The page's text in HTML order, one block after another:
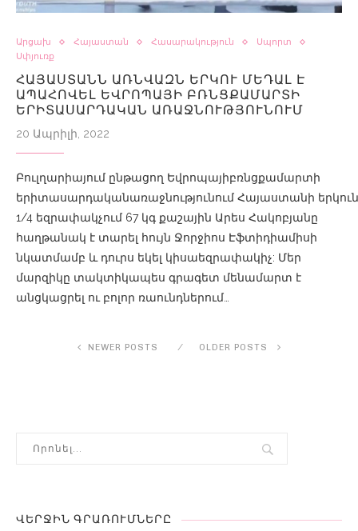
Արցախ Հայաստան Հասարակություն
Սպորտ
Սփյուռք
ՀԱՅԱՍՏԱՆՆ ԱՌՆՎԱԶՆ ԵՐԿՈՒ ՄԵԴԱԼ Է
ԱՊԱՀՈՎԵԼ ԵՎՐՈՊԱՅԻ ԲՌՆՑՔԱՄԱՐՏԻ
ԵՐԻՏԱՍԱՐԴԱԿԱՆ ԱՌԱՋՆՈՒԹՅՈՒՆՈՒՄ
20 Ապրիլի, 2022
Բուլղարիայում ընթացող Եվրոպայիբռնցքամարտի
երիտասարդականառաջնությունում Հայաստանի
1/4 եզրափակչում 67 կգ քաշային Արես Հակոբյանը
հաղթանակ է տարել հույն Ջորջիոս Էֆտիդիամիսի
նկատմամբ և դուրս եկել կիսաեզրափակիչ: Մեր
մարզիկը տակտիկապես գրագետ մենամարտ է
անցկացրել ու բոլոր ռաունդներում…
NEWER POSTS OLDER POSTS
ՎԵՐՋԻՆ ԳՐԱՌՈՒՄՆԵՐԸ